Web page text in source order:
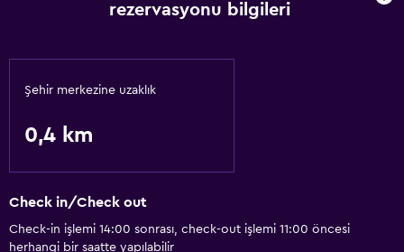
rezervasyonu bilgileri
Şehir merkezine uzaklık
0,4 km
Check in/Check out
Check-in işlemi 14:00 sonrası, check-out işlemi 11:00 öncesi
herhangi bir saatte yapılabilir